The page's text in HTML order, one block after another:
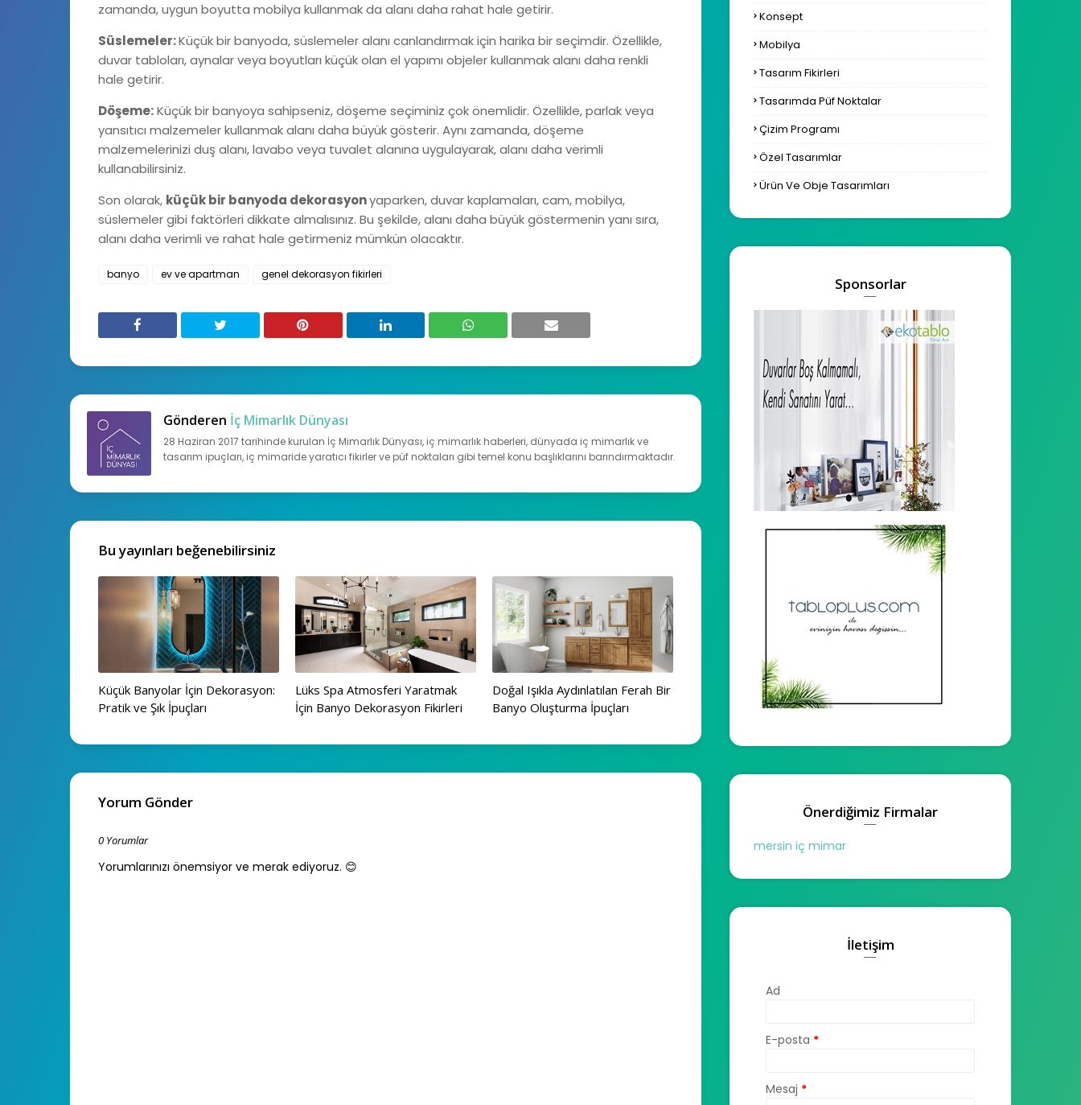
zamanda, uygun boyutta mobilya kullanmak da alanı daha rahat hale getirir.
Süslemeler:Küçük bir banyoda, süslemeler alanı canlandırmak için harika bir seçimdir. Özellikle,
duvar tabloları, aynalar veya boyutları küçük olan el yapımı objeler kullanmak alanı daha renkli
hale getirir.
Döşeme:Küçük bir banyoya sahipseniz, döşeme seçiminiz çok önemlidir. Özellikle, parlak veya
yansıtıcı malzemeler kullanmak alanı daha büyük gösterir. Aynı zamanda, döşeme
malzemelerinizi duş alanı, lavabo veya tuvalet alanına uygulayarak, alanı daha verimli
kullanabilirsiniz.
Son olarak, küçük bir banyoda dekorasyonyaparken, duvar kaplamaları, cam, mobilya,
süslemeler gibi faktörleri dikkate almalısınız. Bu şekilde, alanı daha büyük göstermenin yanı sıra,
alanı daha verimli ve rahat hale getirmeniz mümkün olacaktır.
banyo ev ve apartman genel dekorasyon fikirleri
Gönderen İç Mimarlık Dünyası
28 Haziran 2017 tarihinde kurulan İç Mimarlık Dünyası, iç mimarlık haberleri, dünyada iç mimarlık ve
tasarım ipuçları, iç mimaride yaratıcı fikirler ve püf noktaları gibi temel konu başlıklarını barındırmaktadır.
Bu yayınları beğenebilirsiniz
Küçük Banyolar İçin Dekorasyon:
Pratik ve Şık İpuçları
Lüks Spa Atmosferi Yaratmak
İçin Banyo Dekorasyon Fikirleri
Doğal Işıkla Aydınlatılan Ferah Bir
Banyo Oluşturma İpuçları
Yorum Gönder
0 Yorumlar
Yorumlarınızı önemsiyor ve merak ediyoruz. 😊
Konsept
Mobilya
Tasarım Fikirleri
Tasarımda Püf Noktalar
Çizim Programı
Özel Tasarımlar
Ürün Ve Obje Tasarımları
Sponsorlar
Önerdiğimiz Firmalar
mersin iç mimar
İletişim
Ad
E-posta *
Mesaj *